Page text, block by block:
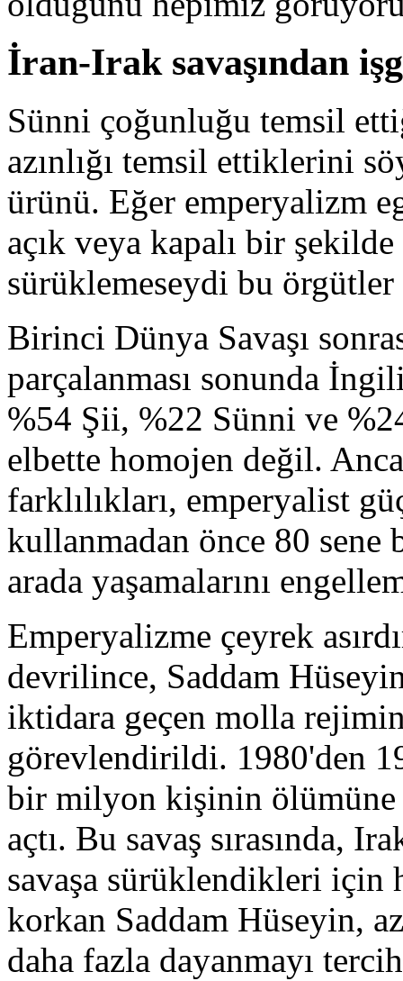
İran-Irak savaşından
Sünni çoğunluğu temsil
azınlığı temsil ettiklerini
ürünü. Eğer emperyalizm
açık veya kapalı bir
sürüklemeseydi bu
Birinci Dünya Savaşı
parçalanması sonunda
%54 Şii, %22 Sünni ve
elbette homojen değil.
farklılıkları, emperyalist
kullanmadan önce 80 sene
arada yaşamalarını
Emperyalizme çeyrek
devrilince, Saddam
iktidara geçen molla
görevlendirildi. 1980'den
bir milyon kişinin ölümüne
açtı. Bu savaş sırasında,
savaşa sürüklendikleri için
korkan Saddam Hüseyin,
daha fazla dayanmayı